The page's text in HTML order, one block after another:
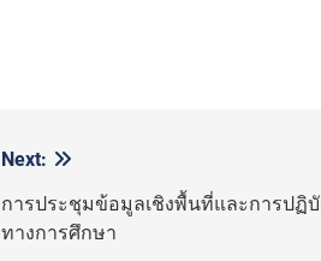
Next:
การประชุมข้อมูลเชิงพื้นที่และการปฏิ
ทางการศึกษา